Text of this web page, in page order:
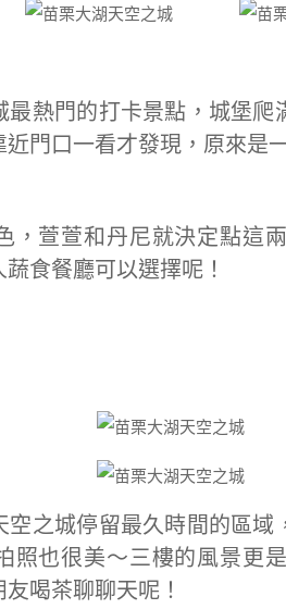
最熱門的打卡景點，城堡
門口一看才發現，原來是
，萱萱和丹尼就決定點這
食餐廳可以選擇呢！
空之城停留最久時間的區域
照也很美～三樓的風景更
喝茶聊聊天呢！